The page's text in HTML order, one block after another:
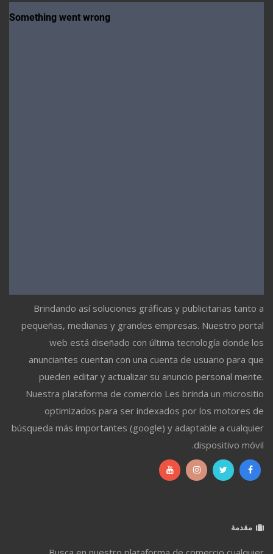
Brindando así soluciones gráficas y publicitarias tanto a
pequeñas, medianas y grandes empresas. Nuestro portal
web está diseñado con última tecnología donde los
anunciantes cuentan con una cuenta de usuario para que
pueden editar y actualizar su anuncio personal mente.
Nuestra plataforma de comercio Les brinda un micrositio
optimizados para ser indexados por los motores de
búsqueda más importantes (google) y adaptable a cualquier
dispositivo móvil.
مقدمة